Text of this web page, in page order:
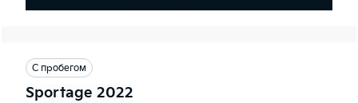
С пробегом
Sportage 2022